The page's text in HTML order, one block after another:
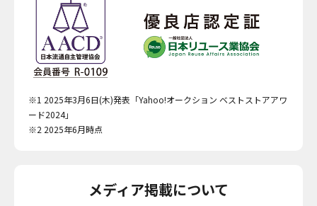
※1 2025年3月6日(木)発表「Yahoo!オークション ベストストアアワ
ード2024」
※2 2025年6月時点
メディア掲載について